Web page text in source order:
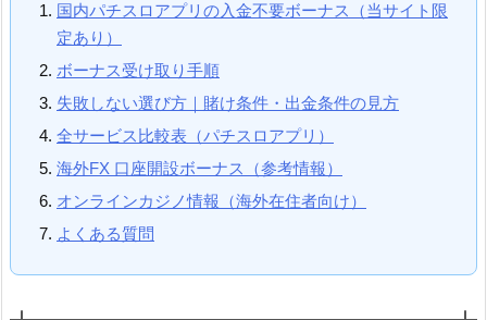
国内パチスロアプリの入金不要ボーナス（当サイト限
定あり）
ボーナス受け取り手順
失敗しない選び方｜賭け条件・出金条件の見方
全サービス比較表（パチスロアプリ）
海外FX 口座開設ボーナス（参考情報）
オンラインカジノ情報（海外在住者向け）
よくある質問